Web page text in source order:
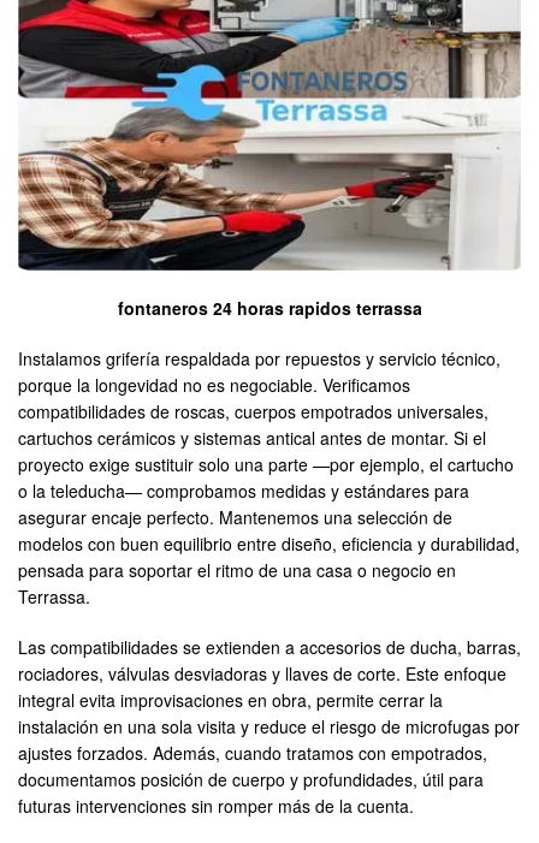
fontaneros 24 horas rapidos terrassa
Instalamos grifería respaldada por repuestos y servicio técnico,
porque la longevidad no es negociable. Verificamos
compatibilidades de roscas, cuerpos empotrados universales,
cartuchos cerámicos y sistemas antical antes de montar. Si el
proyecto exige sustituir solo una parte —por ejemplo, el cartucho
o la teleducha— comprobamos medidas y estándares para
asegurar encaje perfecto. Mantenemos una selección de
modelos con buen equilibrio entre diseño, eficiencia y durabilidad,
pensada para soportar el ritmo de una casa o negocio en
Terrassa.
Las compatibilidades se extienden a accesorios de ducha, barras,
rociadores, válvulas desviadoras y llaves de corte. Este enfoque
integral evita improvisaciones en obra, permite cerrar la
instalación en una sola visita y reduce el riesgo de microfugas por
ajustes forzados. Además, cuando tratamos con empotrados,
documentamos posición de cuerpo y profundidades, útil para
futuras intervenciones sin romper más de la cuenta.